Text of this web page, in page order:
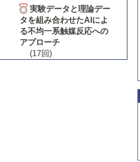
実験データと理論デー
タを組み合わせたAIによ
る不均一系触媒反応への
アプローチ
(17回)